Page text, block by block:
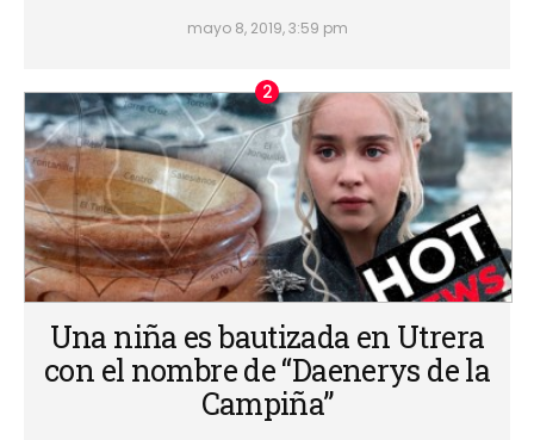
mayo 8, 2019, 3:59 pm
Una niña es bautizada en Utrera
con el nombre de “Daenerys de la
Campiña”